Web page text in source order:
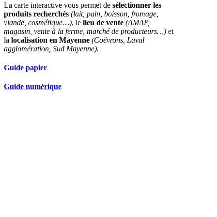
La carte interactive vous permet de sélectionner les
produits recherchés (lait, pain, boisson, fromage,
viande, cosmétique…), le lieu de vente (AMAP,
magasin, vente à la ferme, marché de producteurs…) et
la localisation en Mayenne (Coëvrons, Laval
agglomération, Sud Mayenne).
Guide papier
Guide numérique